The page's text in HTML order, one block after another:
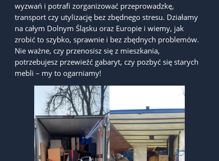
wyzwań i potrafi zorganizować przeprowadzkę,
transport czy utylizację bez zbędnego stresu. Działamy
na całym Dolnym Śląsku oraz Europie i wiemy, jak
zrobić to szybko, sprawnie i bez zbędnych problemów.
Nie ważne, czy przenosisz się z mieszkania,
potrzebujesz przewieźć gabaryt, czy pozbyć się starych
mebli – my to ogarniamy!